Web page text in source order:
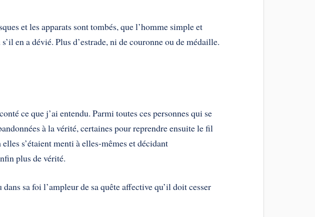
et les apparats sont tombés, que l’homme simple et
en a dévié. Plus d’estrade, ni de couronne ou de médaille.
ce que j’ai entendu. Parmi toutes ces personnes qui se
à la vérité, certaines pour reprendre ensuite le fil
s’étaient menti à elles-mêmes et décidant
plus de vérité.
sa foi l’ampleur de sa quête affective qu’il doit cesser